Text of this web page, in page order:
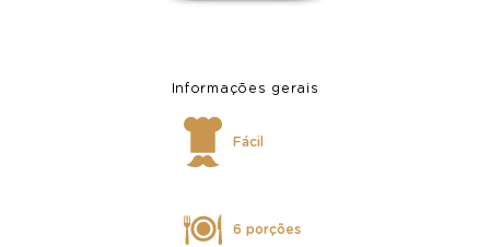
Informações gerais
Fácil
6 porções